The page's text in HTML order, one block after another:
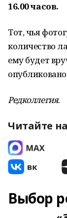
16.00 часов.
Тот, чья
количество
ему будет
опубликовано
Редколлегия.
Читайте
Выбор